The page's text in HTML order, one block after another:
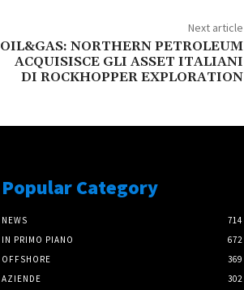
Next article
OIL&GAS: NORTHERN PETROLEUM
ACQUISISCE GLI ASSET ITALIANI
DI ROCKHOPPER EXPLORATION
Popular Category
NEWS
714
IN PRIMO PIANO
672
OFFSHORE
369
AZIENDE
302